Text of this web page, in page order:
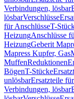
Verbindungen, lösbar
lösbarVerschlüsse
für AnschlüsseT-
HeizungAnschlüsse
HeizungGeberit
Mapress Kupfer, Gas
MuffenReduktionen
BögenT-Stücke
unlösbarErsatzteile
Verbindungen, lösbar